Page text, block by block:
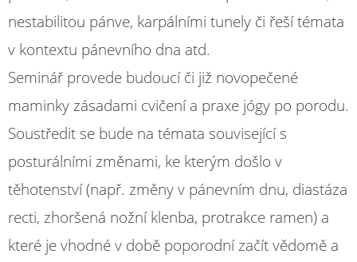
nestabilitou pánve, karpálními tunely či řeší témata
v kontextu pánevního dna atd.
Seminář provede budoucí či již novopečené
maminky zásadami cvičení a praxe jógy po porodu.
Soustředit se bude na témata související s
posturálními změnami, ke kterým došlo v
těhotenství (např. změny v pánevním dnu, diastáza
recti, zhoršená nožní klenba, protrakce ramen) a
které je vhodné v době poporodní začít vědomě a